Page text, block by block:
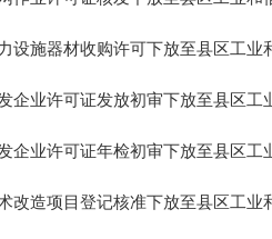
施器材收购许可下放至县区工业
业许可证发放初审下放至县区工
业许可证年检初审下放至县区工
造项目登记核准下放至县区工业